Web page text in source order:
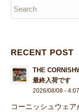
RECENT POST
THE
最終入荷です
2026/08/08 -
コーニッシュウェ